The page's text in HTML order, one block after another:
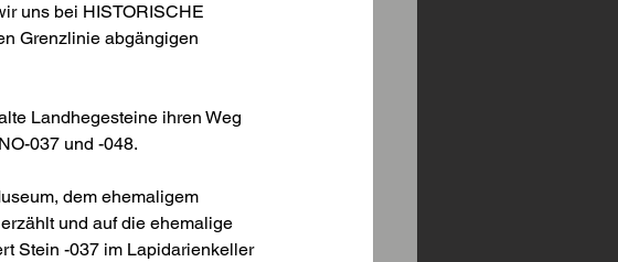
uns bei HISTORISCHE
Grenzlinie abgängigen
Landhegesteine ihren Weg
037 und -048.
dem ehemaligem
und auf die ehemalige
Stein -037 im Lapidarienkeller